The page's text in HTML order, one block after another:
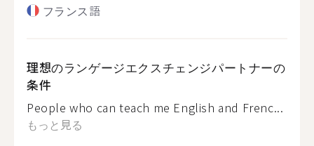
フランス語
理想のランゲージエクスチェンジパートナーの
条件
People who can teach me English and Frenc...
もっと見る